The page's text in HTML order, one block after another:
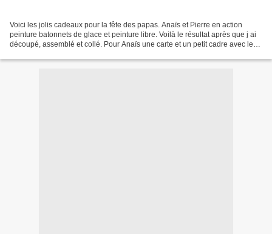
Voici les jolis cadeaux pour la fête des papas. Anaïs et Pierre en action
peinture batonnets de glace et peinture libre. Voilà le résultat après que j ai
découpé, assemblé et collé. Pour Anaïs une carte et un petit cadre avec les